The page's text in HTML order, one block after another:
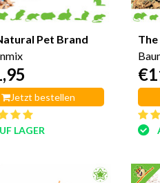
Pet Brand
Jetzt bestellen
LAGER